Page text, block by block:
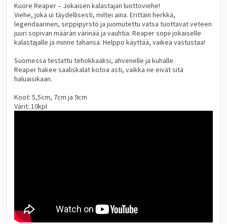
Kuore Reaper – Jokaisen kalastajan luottoviehe!
Viehe, joka ui täydellisesti, miltei aina. Erittäin herkkä,
legendaarinen, sirppipyrstö ja juomutettu vatsa tuottavat veteen
juuri sopivan määrän värinää ja vauhtia. Reaper sopii jokaiselle
kalastajalle ja minne tahansa. Helppo käyttää, vaikea vastustaa!
Suomessa testattu tehokkaaksi, ahvenelle ja kuhalle.
Reaper hakee saaliskalat kotoa asti, vaikka ne eivät sitä
haluaisikaan.
Koot: 5,5cm, 7cm ja 9cm
Värit: 10kpl